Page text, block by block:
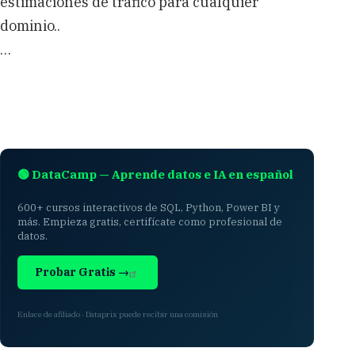
dominio..
…
🟢 DataCamp — Aprende datos e IA en español
600+ cursos interactivos de SQL, Python, Power BI y
más. Empieza gratis, certifícate como profesional de
datos.
Probar Gratis →
Enlace de afiliado · Dataprix puede recibir una comisión